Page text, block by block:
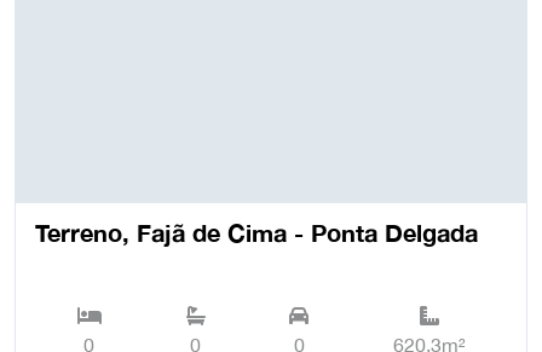
Terreno, Fajã de Cima - Ponta Delgada
0 0 0 620,3m²